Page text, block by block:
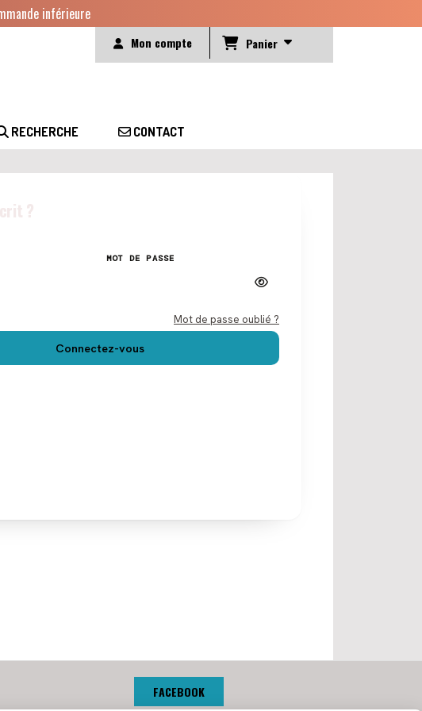
inférieure
Mon compte Panier
RECHERCHE CONTACT
MOT DE PASSE
Mot de passe oublié ?
Connectez-vous
FACEBOOK